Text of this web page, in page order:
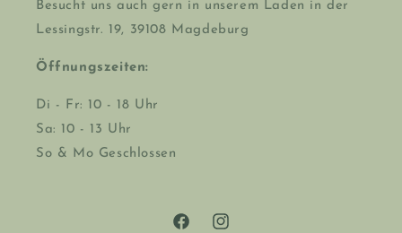
Besucht uns auch gern in unserem Laden in der
Lessingstr. 19, 39108 Magdeburg
Öffnungszeiten:
Di - Fr: 10 - 18 Uhr
Sa: 10 - 13 Uhr
So & Mo Geschlossen